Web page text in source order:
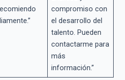
compromiso con
el desarrollo del
talento. Pueden
contactarme para
más
información.”